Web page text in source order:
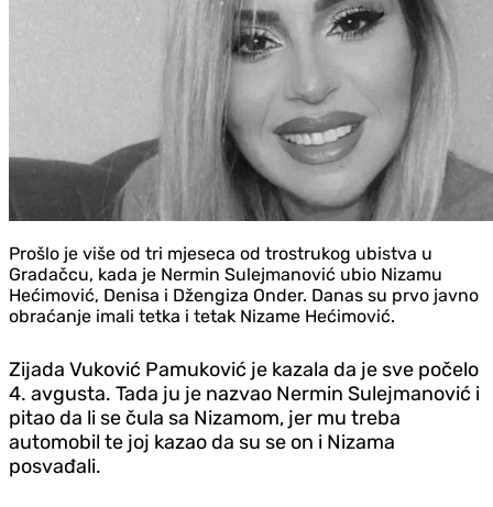
Prošlo je više od tri mjeseca od trostrukog ubistva u
Gradačcu, kada je Nermin Sulejmanović ubio Nizamu
Hećimović, Denisa i Džengiza Onder. Danas su prvo javno
obraćanje imali tetka i tetak Nizame Hećimović.
Zijada Vuković Pamuković je kazala da je sve počelo
4. avgusta. Tada ju je nazvao Nermin Sulejmanović i
pitao da li se čula sa Nizamom, jer mu treba
automobil te joj kazao da su se on i Nizama
posvađali.